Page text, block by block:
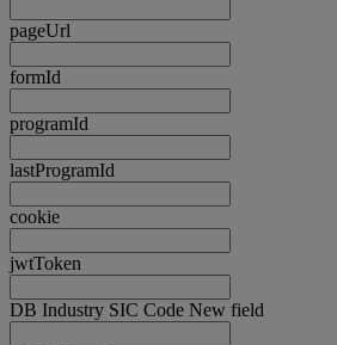
pageUrl
formId
programId
lastProgramId
cookie
jwtToken
DB Industry SIC Code New field